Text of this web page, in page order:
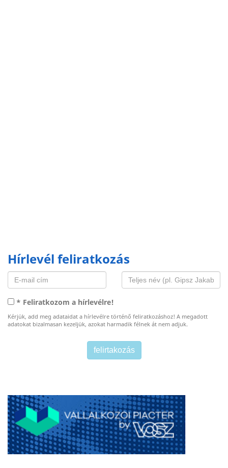
Hírlevél feliratkozás
* Feliratkozom a hírlevélre!
Kérjük, add meg adataidat a hírlevélre történő feliratkozáshoz! A megadott
adatokat bizalmasan kezeljük, azokat harmadik félnek át nem adjuk.